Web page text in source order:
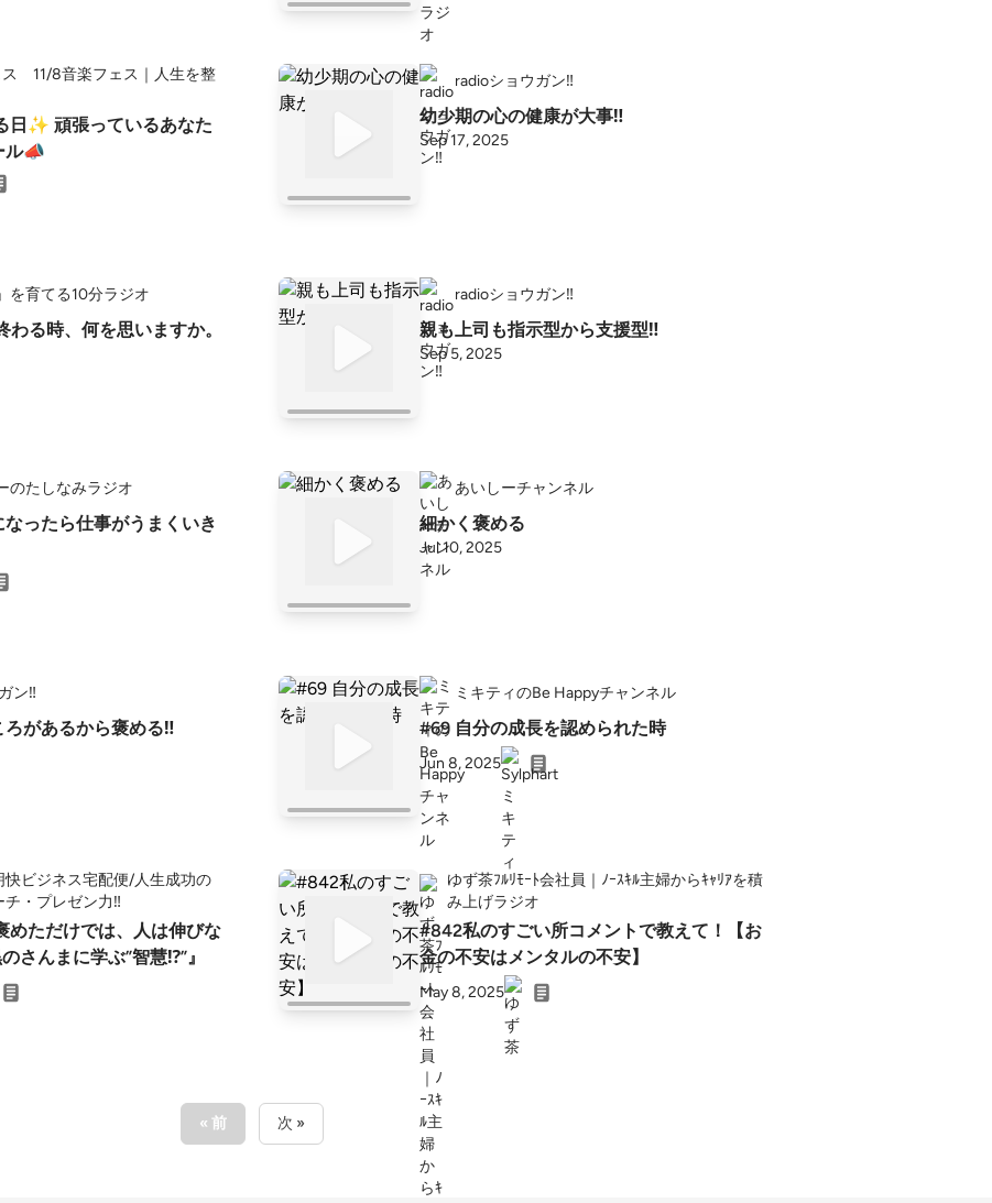
ス 11/8音楽フェス｜人生を整
日✨ 頑張っているあなた
ル📣
radioショウガン‼️
幼少期の心の健康が大事‼️
Sep 17, 2025
を育てる10分ラジオ
わる時、何を思いますか。
radioショウガン‼️
親も上司も指示型から支援型‼️
Sep 5, 2025
のたしなみラジオ
ったら仕事がうまくいき
あいしーチャンネル
細かく褒める
Jul 10, 2025
ン‼️
があるから褒める‼️
ミキティのBe Happyチャンネル
#69 自分の成長を認められた時
Jun 8, 2025
快ビジネス宅配便/人生成功の
・プレゼン力‼️
ただけでは、人は伸びな
さんまに学ぶ”智慧⁉️”』
ゆず茶ﾌﾙﾘﾓｰﾄ会社員｜ﾉｰｽｷﾙ主婦からｷｬﾘｱを積
み上げラジオ
#842私のすごい所コメントで教えて！【お
金の不安はメンタルの不安】
May 8, 2025
« 前 次 »